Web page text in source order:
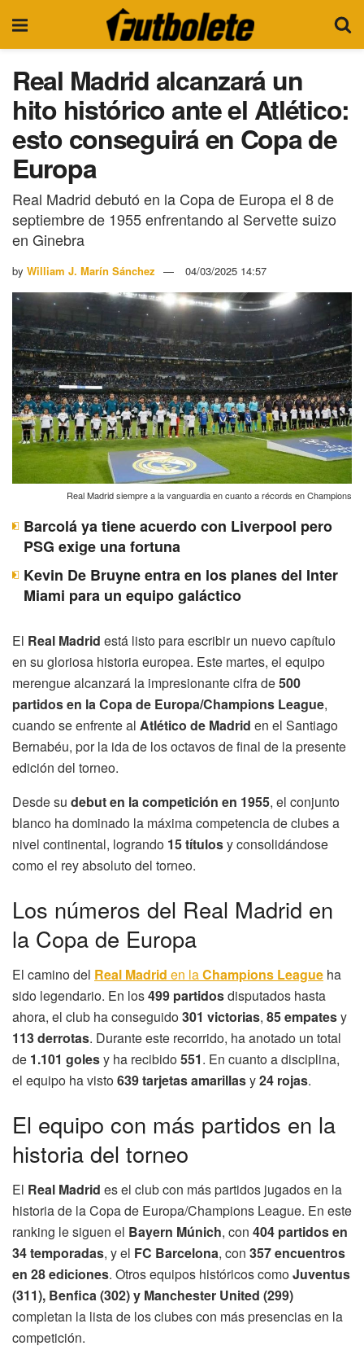
Real Madrid alcanzará un
hito histórico ante el Atlético:
esto conseguirá en Copa de
Europa
Real Madrid debutó en la Copa de Europa el 8 de
septiembre de 1955 enfrentando al Servette suizo
en Ginebra
by William J. Marín Sánchez 04/03/2025 14:57
Real Madrid siempre a la vanguardia en cuanto a récords en Champions
Barcolá ya tiene acuerdo con Liverpool pero
PSG exige una fortuna
Kevin De Bruyne entra en los planes del Inter
Miami para un equipo galáctico
El Real Madrid está listo para escribir un nuevo capítulo
en su gloriosa historia europea. Este martes, el equipo
merengue alcanzará la impresionante cifra de500
partidos en la Copa de Europa/Champions League,
cuando se enfrente al Atlético de Madrid en el Santiago
Bernabéu, por la ida de los octavos de final de la presente
edición del torneo.
Desde su debut en la competición en 1955, el conjunto
blanco ha dominado la máxima competencia de clubes a
nivel continental, logrando 15 títulosy consolidándose
como el rey absoluto del torneo.
Los números del Real Madrid en
la Copa de Europa
El camino del Real Madrid en laChampions League ha
sido legendario. En los499 partidosdisputados hasta
ahora, el club ha conseguido301 victorias, 85 empatesy
113 derrotas. Durante este recorrido, ha anotado un total
de 1.101 golesy ha recibido551. En cuanto a disciplina,
el equipo ha visto639 tarjetas amarillasy24 rojas.
El equipo con más partidos en la
historia del torneo
El Real Madrid es el club con más partidos jugados en la
historia de la Copa de Europa/Champions League. En este
ranking le siguen el Bayern Múnich, con 404 partidos en
34 temporadas, y el FC Barcelona, con 357 encuentros
en 28 ediciones. Otros equipos históricos comoJuventus
(311), Benfica (302) y Manchester United (299)
completan la lista de los clubes con más presencias en la
competición.